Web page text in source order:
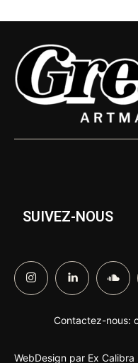
SUIVEZ-NOUS
Contactez-nous:
WebDesign par Ex Calibra